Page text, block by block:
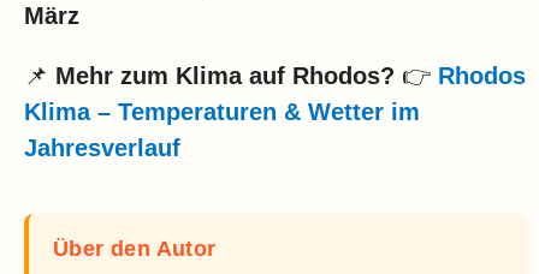
März
📌 Mehr zum Klima auf Rhodos? 👉 Rhodos
Klima – Temperaturen & Wetter im
Jahresverlauf
Über den Autor